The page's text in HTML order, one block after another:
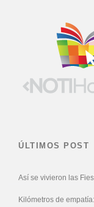
ÚLTIMOS POST
Así se vivieron las
Kilómetros de